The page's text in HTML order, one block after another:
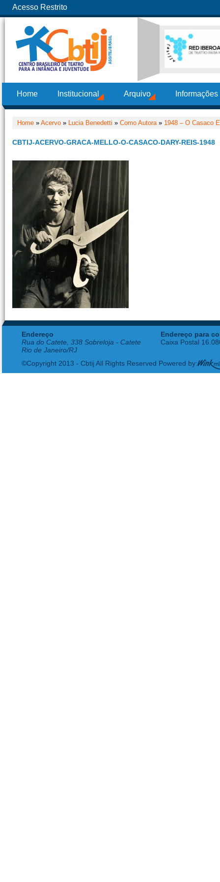
Acesso Restrito
Home Institucional Arquivo
Home » Acervo » Lucia Benedetti » Como Autora» 1948 – O Casaco
CBTIJ-ACERVO-GRACA-MELLO-O-CASACO-DARY-REIS-1948
Endereço
Rua do Catete, 338 Sobreloja - Catete
Rio de Janeiro/RJ
Endereço para
Caixa Postal
©Copyright 2013 - Cbtij All Rights Reserved Powered by: